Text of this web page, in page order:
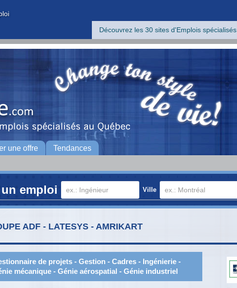
Découvrez les 30 sites d'Emplois spécialisés
une offre Tendances
emploi Ville
ADF - LATESYS - AMRIKART
de projets - Gestion - Cadres - Ingénierie -
mécanique - Génie aérospatial - Génie industriel